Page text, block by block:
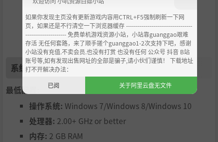
5名操作体验非常不同的东方角色
系统需求
最低配置:
操作系统: Windows 7/Windows 8/Windows 10
处理器: 2.00+ GHz or better
内存: 2 GB RAM
如果你发现主页没有更新游戏内容用CTRL+F5强制刷新一下网
页，如果还是不行清空一下浏览器缓存 ----------------------------------
--------------------- 免费单机游戏资源小站，小站靠guanggao艰难
存活 无任何套路，来了顺手搓个guanggao1-2次支持下吧，感谢
小站没有充值.不卖会员.也没有打赏 也没有任何 公众号 抖音 B站
账号等,如有发现出售网址的全部是骗子,请小伙们谨慎！ 下载地址
打不开解决办法：
已阅
关于阿里云盘无文件